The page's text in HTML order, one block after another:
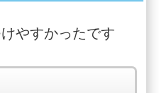
やすかったです